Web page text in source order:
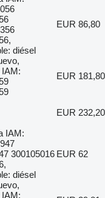
diésel
EUR 86,80
IAM:
EUR 181,80
EUR 232,20
IAM:
300105016
diésel
EUR 62
IAM: